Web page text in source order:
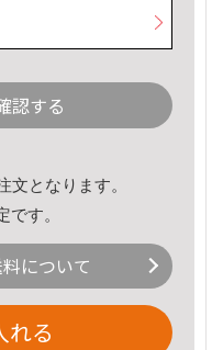
認する
文となります。
です。
について
れる